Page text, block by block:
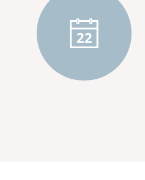
22